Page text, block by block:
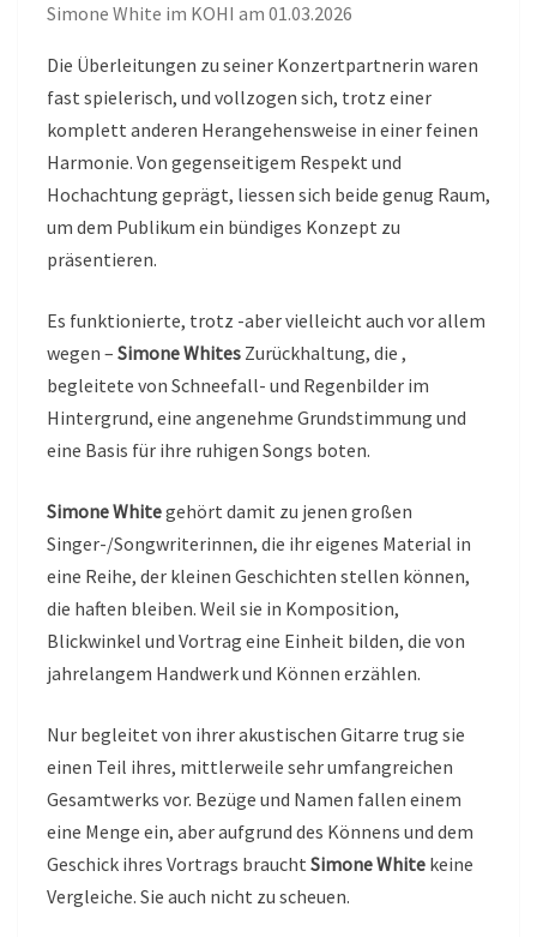
Simone White im KOHI am 01.03.2026
Die Überleitungen zu seiner Konzertpartnerin waren
fast spielerisch, und vollzogen sich, trotz einer
komplett anderen Herangehensweise in einer feinen
Harmonie. Von gegenseitigem Respekt und
Hochachtung geprägt, liessen sich beide genug Raum,
um dem Publikum ein bündiges Konzept zu
präsentieren.
Es funktionierte, trotz -aber vielleicht auch vor allem
wegen – Simone Whites Zurückhaltung, die ,
begleitete von Schneefall- und Regenbilder im
Hintergrund, eine angenehme Grundstimmung und
eine Basis für ihre ruhigen Songs boten.
Simone Whitegehört damit zu jenen großen
Singer-/Songwriterinnen, die ihr eigenes Material in
eine Reihe, der kleinen Geschichten stellen können,
die haften bleiben. Weil sie in Komposition,
Blickwinkel und Vortrag eine Einheit bilden, die von
jahrelangem Handwerk und Können erzählen.
Nur begleitet von ihrer akustischen Gitarre trug sie
einen Teil ihres, mittlerweile sehr umfangreichen
Gesamtwerks vor. Bezüge und Namen fallen einem
eine Menge ein, aber aufgrund des Könnens und dem
Geschick ihres Vortrags braucht Simone White keine
Vergleiche. Sie auch nicht zu scheuen.